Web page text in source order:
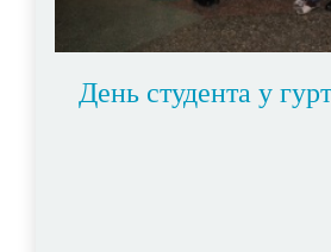
День студента у